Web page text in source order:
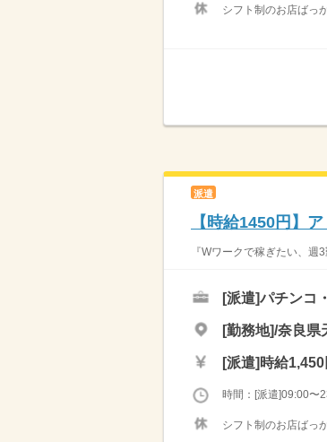
シフト制のお店ばっ
派遣
【時給1450円】
『Wワークで稼ぎたい、
[派遣]パチンコ
[勤務地]/奈良県
[派遣] 時給
時間：[派遣]09:00〜
シフト制のお店ばっ